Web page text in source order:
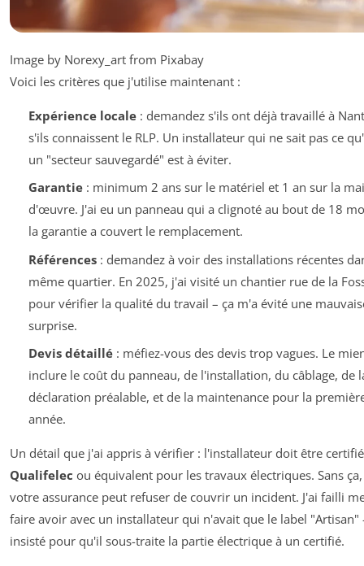
Image by Norexy_art from Pixabay
Voici les critères que j'utilise maintenant :
Expérience locale: demandez s'ils ont déjà travaillé à
s'ils connaissent le RLP. Un installateur qui ne sait pas ce
un "secteur sauvegardé" est à éviter.
Garantie: minimum 2 ans sur le matériel et 1 an sur la
d'œuvre. J'ai eu un panneau qui a clignoté au bout de 18
la garantie a couvert le remplacement.
Références: demandez à voir des installations récentes
même quartier. En 2025, j'ai visité un chantier rue de la
pour vérifier la qualité du travail – ça m'a évité une
surprise.
Devis détaillé: méfiez-vous des devis trop vagues. Le
inclure le coût du panneau, de l'installation, du câblage, de
déclaration préalable, et de la maintenance pour la
année.
Un détail que j'ai appris à vérifier : l'installateur doit être certifié
Qualifelec ou équivalent pour les travaux électriques. Sans ça,
votre assurance peut refuser de couvrir un incident. J'ai failli
faire avoir avec un installateur qui n'avait que le label "Artisan"
insisté pour qu'il sous-traite la partie électrique à un certifié.